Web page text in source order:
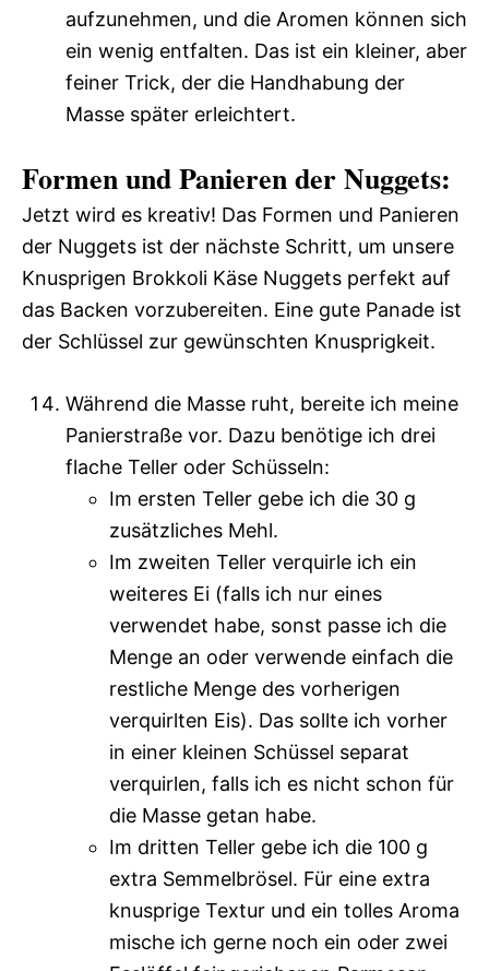
aufzunehmen, und die Aromen können sich
ein wenig entfalten. Das ist ein kleiner, aber
feiner Trick, der die Handhabung der
Masse später erleichtert.
Formen und Panieren der Nuggets:
Jetzt wird es kreativ! Das Formen und Panieren
der Nuggets ist der nächste Schritt, um unsere
Knusprigen Brokkoli Käse Nuggets perfekt auf
das Backen vorzubereiten. Eine gute Panade ist
der Schlüssel zur gewünschten Knusprigkeit.
Während die Masse ruht, bereite ich meine
Panierstraße vor. Dazu benötige ich drei
flache Teller oder Schüsseln:
Im ersten Teller gebe ich die 30 g
zusätzliches Mehl.
Im zweiten Teller verquirle ich ein
weiteres Ei (falls ich nur eines
verwendet habe, sonst passe ich die
Menge an oder verwende einfach die
restliche Menge des vorherigen
verquirlten Eis). Das sollte ich vorher
in einer kleinen Schüssel separat
verquirlen, falls ich es nicht schon für
die Masse getan habe.
Im dritten Teller gebe ich die 100 g
extra Semmelbrösel. Für eine extra
knusprige Textur und ein tolles Aroma
mische ich gerne noch ein oder zwei